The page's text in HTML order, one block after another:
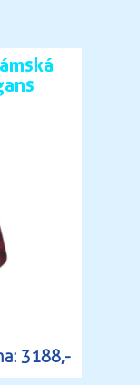
3188,-